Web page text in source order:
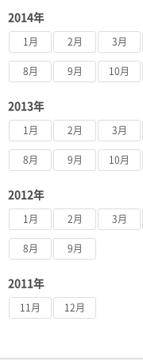
2014年
1月 2月 3月
8月 9月 10月
2013年
1月 2月 3月
8月 9月 10月
2012年
1月 2月 3月
8月 9月
2011年
11月 12月